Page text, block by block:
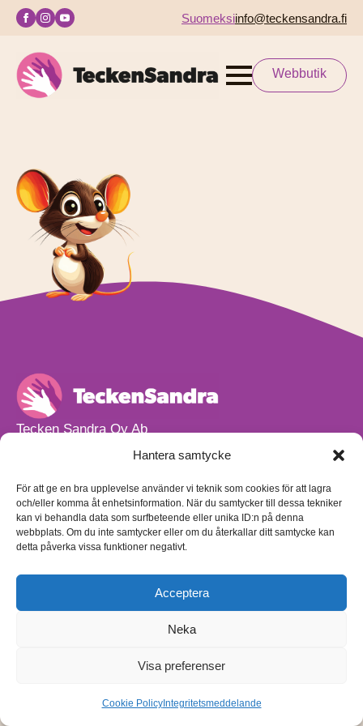
Hantera samtycke
För att ge en bra upplevelse använder vi teknik som cookies för att lagra
och/eller komma åt enhetsinformation. När du samtycker till dessa tekniker
kan vi behandla data som surfbeteende eller unika ID:n på denna
webbplats. Om du inte samtycker eller om du återkallar ditt samtycke kan
detta påverka vissa funktioner negativt.
Acceptera
Neka
Visa preferenser
Cookie PolicyIntegritetsmeddelande
Suomeksiinfo@teckensandra.fi
Webbutik
Tecken Sandra Oy Ab
info@teckensandra.fi
Vårt verksamhetsutrymme HÖRNAN ligger i Sibbo.
Torpvägen 9 B 13,
01150 Söderkulla
Beställnings- och leveransvillkor
Sekretesspolicy
(på finska)